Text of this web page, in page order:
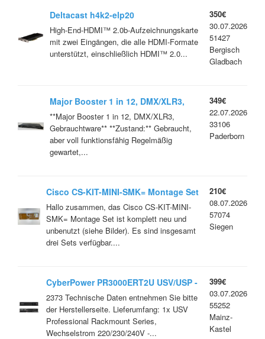
Deltacast h4k2-elp20
High-End-HDMI™ 2.0b-Aufzeichnungskarte
mit zwei Eingängen, die alle HDMI-Formate
unterstützt, einschließlich HDMI™ 2.0...
350€
30.07.2026
51427
Bergisch
Gladbach
Major Booster 1 in 12, DMX/XLR3,
Gebrauchtware | G4001281
**Major Booster 1 in 12, DMX/XLR3,
Gebrauchtware** **Zustand:** Gebraucht,
aber voll funktionsfähig Regelmäßig
gewartet,...
349€
22.07.2026
33106
Paderborn
Cisco CS-KIT-MINI-SMK= Montage Set
Neu für Screen Mount Kit
Hallo zusammen, das Cisco CS-KIT-MINI-
SMK= Montage Set ist komplett neu und
unbenutzt (siehe Bilder). Es sind insgesamt
drei Sets verfügbar....
210€
08.07.2026
57074
Siegen
CyberPower PR3000ERT2U USV/USP -
3000 Watt/3000 VA
2373 Technische Daten entnehmen Sie bitte
der Herstellerseite. Lieferumfang: 1x USV
Professional Rackmount Series,
Wechselstrom 220/230/240V -...
399€
03.07.2026
55252
Mainz-
Kastel